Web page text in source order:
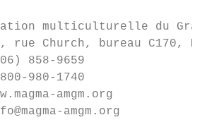
multiculturelle du Grand
rue Church, bureau C170,
858-9659
980-1740
amgm.org
amgm.org